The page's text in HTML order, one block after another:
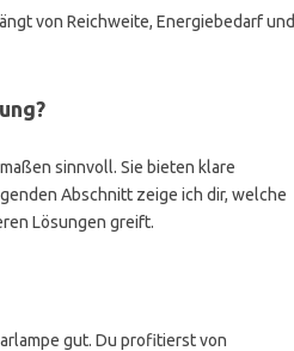
von Reichweite, Energiebedarf und
sinnvoll. Sie bieten klare
Abschnitt zeige ich dir, welche
Lösungen greift.
gut. Du profitierst von